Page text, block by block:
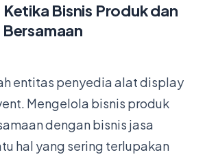
Bisnis Produk dan
Bersamaan
entitas penyedia alat display
Mengelola bisnis produk
dengan bisnis jasa
hal yang sering terlupakan